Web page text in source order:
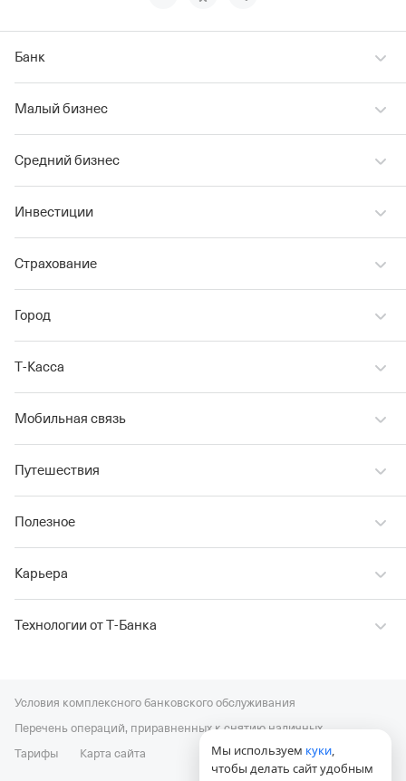
Банк
Малый бизнес
Средний бизнес
Инвестиции
Страхование
Город
Т‑Касса
Мобильная связь
Путешествия
Полезное
Карьера
Технологии от Т‑Банка
Условия комплексного банковского обслуживания
Перечень операций, приравненных к снятию наличных
Тарифы
Карта сайта Мы используем куки,
чтобы делать сайт удобным